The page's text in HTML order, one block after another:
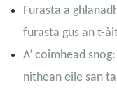
Furasta a
furasta gus an t-
A’ coimhead
nithean eile san